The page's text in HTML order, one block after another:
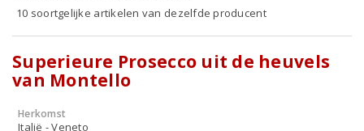
10 soortgelijke artikelen van dezelfde producent
Superieure Prosecco uit de heuvels
van Montello
Herkomst
Italië - Veneto